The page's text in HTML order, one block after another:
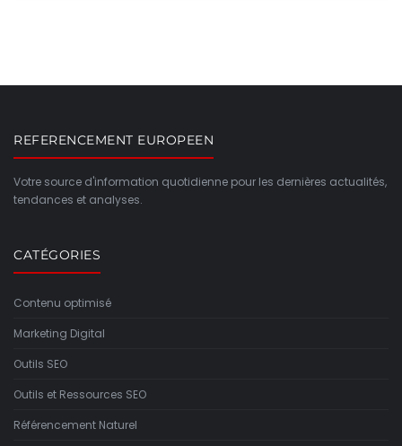
REFERENCEMENT EUROPEEN
Votre source d'information quotidienne pour les dernières actualités,
tendances et analyses.
CATÉGORIES
Contenu optimisé
Marketing Digital
Outils SEO
Outils et Ressources SEO
Référencement Naturel